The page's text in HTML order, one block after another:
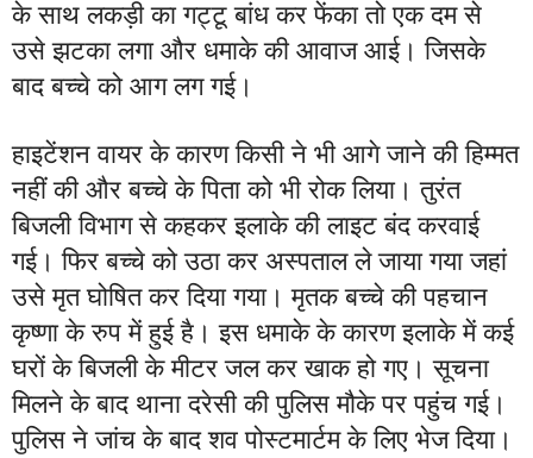
के साथ लकड़ी का गट्टू बांध कर फेंका तो एक दम से
उसे झटका लगा और धमाके की आवाज आई। जिसके
बाद बच्चे को आग लग गई।
हाइटेंशन वायर के कारण किसी ने भी आगे जाने की हिम्मत
नहीं की और बच्चे के पिता को भी रोक लिया। तुरंत
बिजली विभाग से कहकर इलाके की लाइट बंद करवाई
गई। फिर बच्चे को उठा कर अस्पताल ले जाया गया जहां
उसे मृत घोषित कर दिया गया। मृतक बच्चे की पहचान
कृष्णा के रुप में हुई है। इस धमाके के कारण इलाके में कई
घरों के बिजली के मीटर जल कर खाक हो गए। सूचना
मिलने के बाद थाना दरेसी की पुलिस मौके पर पहुंच गई।
पुलिस ने जांच के बाद शव पोस्टमार्टम के लिए भेज दिया।